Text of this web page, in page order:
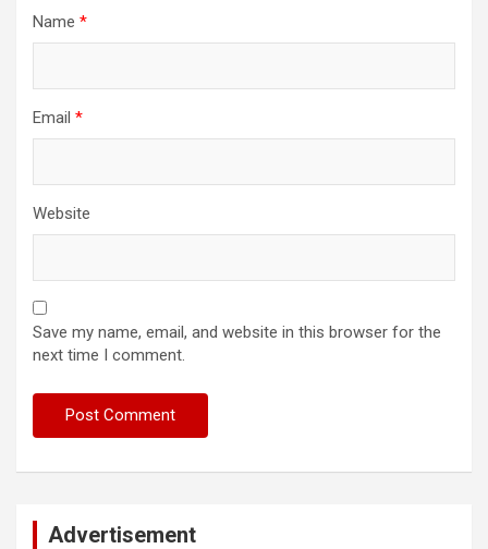
Name *
Email *
Website
Save my name, email, and website in this browser for the
next time I comment.
Advertisement